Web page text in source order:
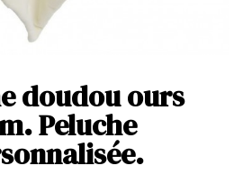
doudou ours
Peluche